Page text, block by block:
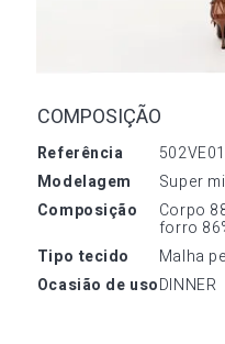
COMPOSIÇÃO
referência
modelagem
Super
composição
Corpo
forro
tipo tecido
Malha
ocasião de usoDINNER